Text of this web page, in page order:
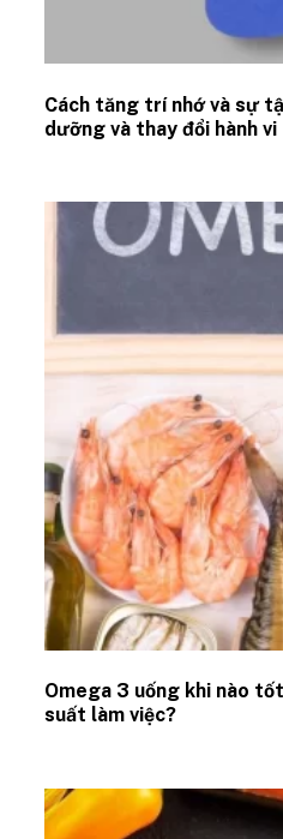
Cách tăng trí nhớ và sự
dưỡng và thay đổi hành vi
Omega 3 uống khi nào
suất làm việc?